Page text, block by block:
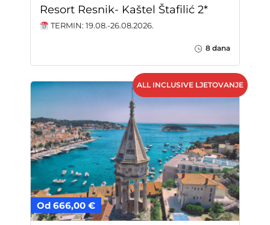
Resort Resnik- Kaštel Štafilić 2*
TERMIN: 19.08.-26.08.2026.
8 dana
ALL INCLUSIVE LJETOVANJE
Od 666,00 €